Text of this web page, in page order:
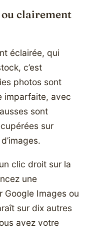
clairement
éclairée, qui
c’est
photos sont
imparfaite, avec
sont
sur
clic droit sur la
une
Google Images ou
sur dix autres
avez votre